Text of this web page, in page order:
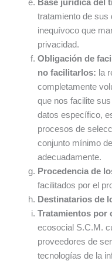
Base jurídica del
tratamiento de sus
inequívoco que
privacidad.
Obligación de
no facilitarlos: la
completamente
que nos facilite
datos específico,
procesos de
conjunto mínimo
adecuadamente.
Procedencia de
facilitados por el
Destinatarios de
Tratamientos por
ecosocial S.C.M.
proveedores de
tecnologías de la